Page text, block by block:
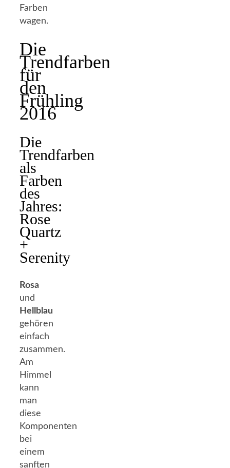
Farben
wagen.
Die
Trendfarben
für
den
Frühling
2016
Die
Trendfarben
als
Farben
des
Jahres:
Rose
Quartz
+
Serenity
Rosa
und
Hellblau
gehören
einfach
zusammen.
Am
Himmel
kann
man
diese
Komponenten
bei
einem
sanften